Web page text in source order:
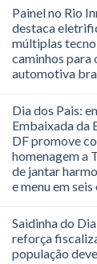
Painel no Rio
destaca
múltiplas
caminhos para
automotiva
Dia dos Pais:
Embaixada da
DF promove
homenagem a
de jantar
e menu em seis
Saidinha do
reforça
população